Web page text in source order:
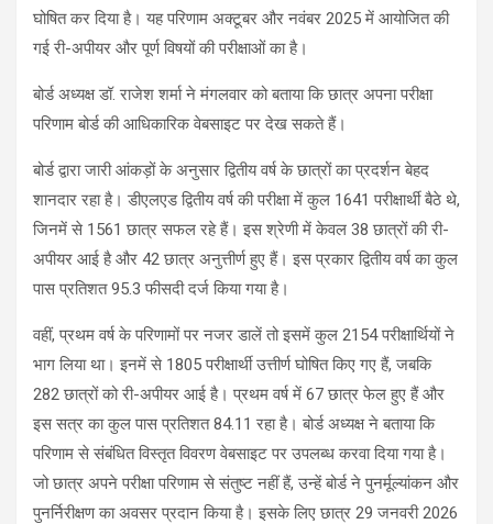
घोषित कर दिया है। यह परिणाम अक्टूबर और नवंबर 2025 में आयोजित की
गई री-अपीयर और पूर्ण विषयों की परीक्षाओं का है।
बोर्ड अध्यक्ष डॉ. राजेश शर्मा ने मंगलवार को बताया कि छात्र अपना परीक्षा
परिणाम बोर्ड की आधिकारिक वेबसाइट पर देख सकते हैं।
​बोर्ड द्वारा जारी आंकड़ों के अनुसार द्वितीय वर्ष के छात्रों का प्रदर्शन बेहद
शानदार रहा है। डीएलएड द्वितीय वर्ष की परीक्षा में कुल 1641 परीक्षार्थी बैठे थे,
जिनमें से 1561 छात्र सफल रहे हैं। इस श्रेणी में केवल 38 छात्रों की री-
अपीयर आई है और 42 छात्र अनुत्तीर्ण हुए हैं। इस प्रकार द्वितीय वर्ष का कुल
पास प्रतिशत 95.3 फीसदी दर्ज किया गया है।
​वहीं, प्रथम वर्ष के परिणामों पर नजर डालें तो इसमें कुल 2154 परीक्षार्थियों ने
भाग लिया था। इनमें से 1805 परीक्षार्थी उत्तीर्ण घोषित किए गए हैं, जबकि
282 छात्रों को री-अपीयर आई है। प्रथम वर्ष में 67 छात्र फेल हुए हैं और
इस सत्र का कुल पास प्रतिशत 84.11 रहा है। बोर्ड अध्यक्ष ने बताया कि
परिणाम से संबंधित विस्तृत विवरण वेबसाइट पर उपलब्ध करवा दिया गया है।
जो छात्र अपने परीक्षा परिणाम से संतुष्ट नहीं हैं, उन्हें बोर्ड ने पुनर्मूल्यांकन और
पुनर्निरीक्षण का अवसर प्रदान किया है। इसके लिए छात्र 29 जनवरी 2026